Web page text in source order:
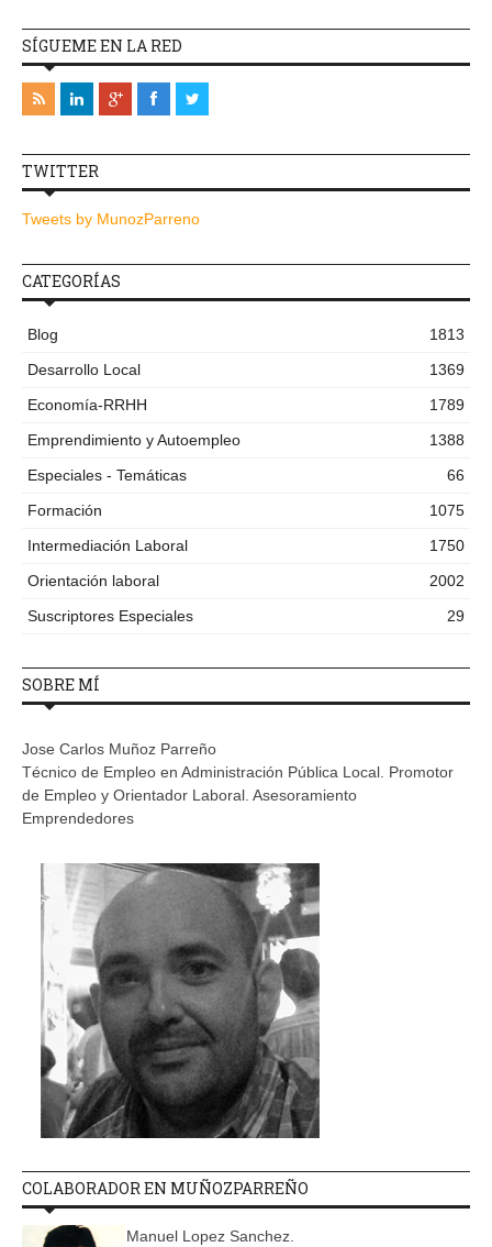
SÍGUEME EN LA RED
TWITTER
Tweets by MunozParreno
CATEGORÍAS
Blog
1813
Desarrollo Local
1369
Economía-RRHH
1789
Emprendimiento y Autoempleo
1388
Especiales - Temáticas
66
Formación
1075
Intermediación Laboral
1750
Orientación laboral
2002
Suscriptores Especiales
29
SOBRE MÍ
Jose Carlos Muñoz Parreño
Técnico de Empleo en Administración Pública Local. Promotor
de Empleo y Orientador Laboral. Asesoramiento
Emprendedores
COLABORADOR EN MUÑOZPARREÑO
Manuel Lopez Sanchez.